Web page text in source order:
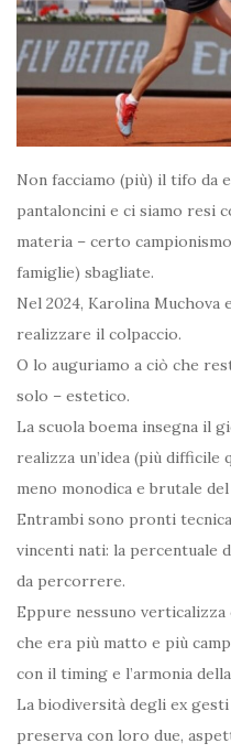
Non facciamo (più) il tifo da
pantaloncini e ci siamo resi
materia – certo
famiglie) sbagliate.
Nel 2024, Karolina
realizzare il colpaccio.
O lo auguriamo a ciò che
solo – estetico.
La scuola boema insegna il
realizza un’idea (più difficile
meno monodica e brutale
Entrambi sono pronti
vincenti nati: la percentuale
da percorrere.
Eppure nessuno
che era più matto e più
con il timing e l’armonia
La biodiversità degli ex
preserva con loro due,